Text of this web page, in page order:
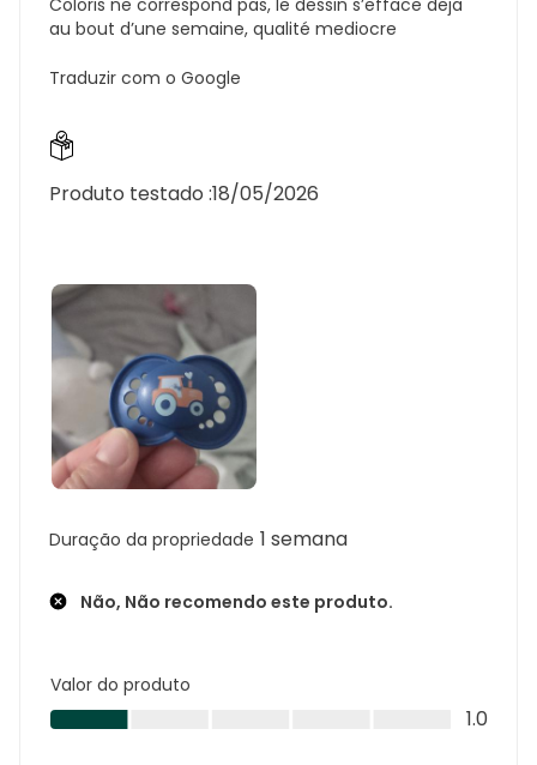
au bout d’une semaine, qualité mediocre
Traduzir com o Google
Duração da propriedade 1 semana
Não, Não recomendo este produto.
Produto testado :18/05/2026
Valor do produto
Valor
do
1.0